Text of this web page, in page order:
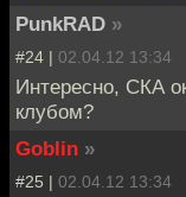
PunkRAD »
#24 | 02.04.12 13:34
Интересно, СКА
клубом?
Goblin »
#25 | 02.04.12 13:34